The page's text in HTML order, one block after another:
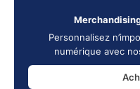
Personnalisez
numérique avec